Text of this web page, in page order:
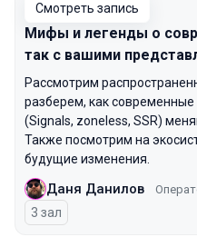
Смотреть запись
Мифы и легенды о
так с вашими
Рассмотрим
разберем, как
(Signals, zoneless, SSR)
Также посмотрим на
будущие изменения.
Даня Данилов
3 зал